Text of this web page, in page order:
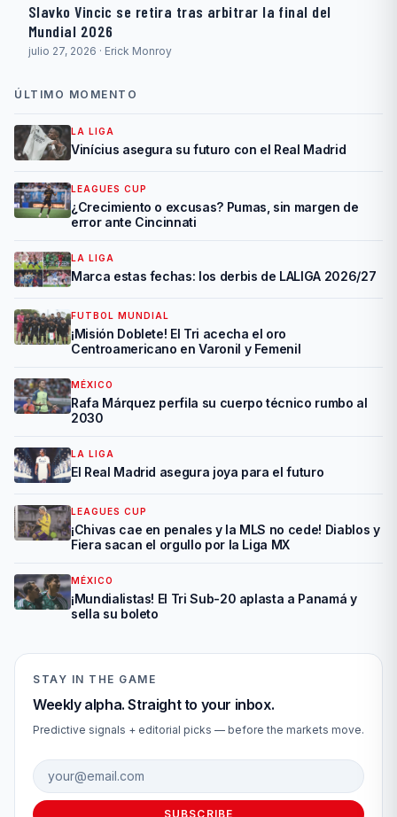
Slavko Vincic se retira tras arbitrar la final del
Mundial 2026
julio 27, 2026 · Erick Monroy
ÚLTIMO MOMENTO
LA LIGA
Vinícius asegura su futuro con el Real Madrid
LEAGUES CUP
¿Crecimiento o excusas? Pumas, sin margen de
error ante Cincinnati
LA LIGA
Marca estas fechas: los derbis de LALIGA 2026/27
FUTBOL MUNDIAL
¡Misión Doblete! El Tri acecha el oro
Centroamericano en Varonil y Femenil
MÉXICO
Rafa Márquez perfila su cuerpo técnico rumbo al
2030
LA LIGA
El Real Madrid asegura joya para el futuro
LEAGUES CUP
¡Chivas cae en penales y la MLS no cede! Diablos y
Fiera sacan el orgullo por la Liga MX
MÉXICO
¡Mundialistas! El Tri Sub-20 aplasta a Panamá y
sella su boleto
STAY IN THE GAME
Weekly alpha. Straight to your inbox.
Predictive signals + editorial picks — before the markets move.
Email address
SUBSCRIBE